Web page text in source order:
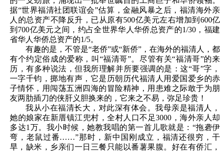
据“世界福清社团联谊会”估算，金融风暴之后，福清海外亲
人的总资产不降反升，已从原有500亿美元左右增加到600亿
到700亿美元之间，约占全世界华人华侨总资产的1/30，福建
省华人华侨总资产的1/5。
有趣的是，不管是“老侨”或“新侨”，在海外的福清人，都
有个约定俗成的爱称，叫“福清哥”。尽管有关“福清哥”的来
历，有多种说法，但我所理解并所要强调的是：这“哥”字，
一字千钧，掷地有声，它是历朝历代福清人用爱国爱乡的赤
子情怀，用闯荡五洲四海的冒险精神，用患难之际敢于为朋
友两肋插刀的侠肝义胆换来的，它来之不易，弥足珍贵！
我从小在福清长大，对此深有体会。我母亲是福清人，
她的娘家在新厝镇江兜村，全村人口不足3000，海外亲人却
多达1万。我小时候，她教我唱的第一首儿歌就是：“拖砻伊
弯，老鼠过番……”那时，新中国刚成立，福清还很穷，干
旱，缺米，乡亲们一日三餐只能以番薯果腹。好在有侨汇，